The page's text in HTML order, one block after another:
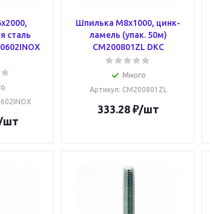
сталь
шт
Шпилька М8х1000, цинк-
ламель (упак. 50м)
CM200801ZL DKC
Много
Артикул: CM200801ZL
333.28₽/шт